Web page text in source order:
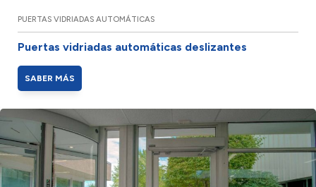
PUERTAS VIDRIADAS AUTOMÁTICAS
Puertas vidriadas automáticas deslizantes
SABER MÁS